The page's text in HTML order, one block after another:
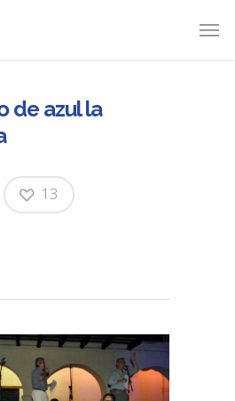
de azul la
13